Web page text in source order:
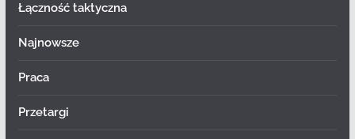
Łączność taktyczna
Najnowsze
Praca
Przetargi